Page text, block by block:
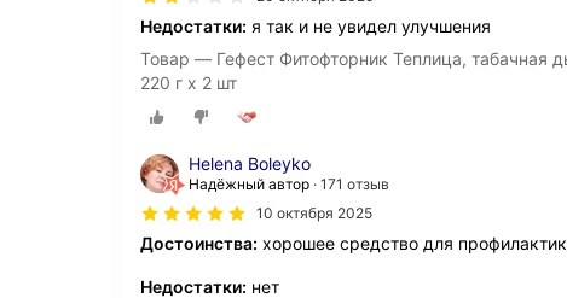
Недостатки: я так и не увидел улучшения
Товар — Гефест Фитофторник Теплица, табачная
220 г х 2 шт
Helena Boleyko
Надёжный автор 171 отзыв
10 октября 2025
Достоинства: хорошее средство для
Недостатки: нет